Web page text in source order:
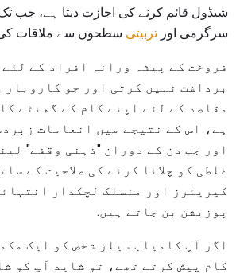
شیڈول قائم کرنے کی اجازت دیتا ہے،
سرگرمی اور تربیتی سطحوں سے ملاقات کی
فروخت کے پیشہ ورانہ افراد کے
برداشت نہیں کرتی اور جو کاروبار
مقاصد کے لئے اپنے کام کے گھنٹے
ہے، اس کے نتیجے میں انعامات
اور جب دن کے دوران "ذہنی وقفے"
غلطی کو چلانا کرنے کی صلاحیت کے
کیریئرز اور منسلک لچکدار
پوزیشن بن جاتے ہیں.
اگر آپ کامیاب سیلز شخص کو ایک
کام پیش کرتے تھے، تو شاید آپ کو